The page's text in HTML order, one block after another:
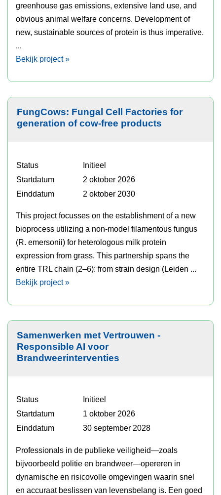
greenhouse gas emissions, extensive land use, and
obvious animal welfare concerns. Development of
new, sustainable sources of protein is thus imperative.
...
Bekijk project »
FungCows: Fungal Cell Factories for
generation of cow-free products
Status
Initieel
Startdatum
2 oktober 2026
Einddatum
2 oktober 2030
This project focusses on the establishment of a new
bioprocess utilizing a non-model filamentous fungus
(R. emersonii) for heterologous milk protein
expression from grass. This partnership spans the
entire TRL chain (2–6): from strain design (Leiden ...
Bekijk project »
Samenwerken met Vertrouwen -
Responsible AI voor
Brandweerinterventies
Status
Initieel
Startdatum
1 oktober 2026
Einddatum
30 september 2028
Professionals in de publieke veiligheid—zoals
bijvoorbeeld politie en brandweer—opereren in
dynamische en risicovolle omgevingen waarin snel
en accuraat beslissen van levensbelang is. Een goed